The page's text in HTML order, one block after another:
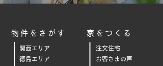
物件をさがす
関西エリア
徳島エリア
家をつくる
注文住宅
お客さまの声